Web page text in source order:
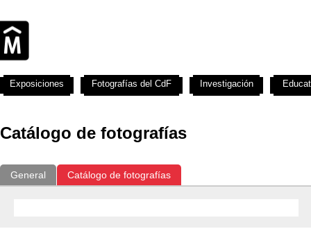
Catálogo de fotografías
General Catálogo de fotografías
Exposiciones Fotografías del CdF Investigación